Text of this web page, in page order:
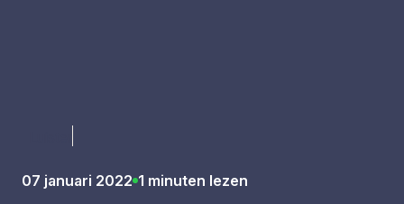
07 januari 2022 1 minuten lezen